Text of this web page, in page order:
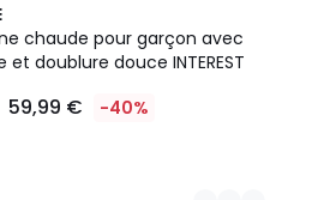
chaude pour garçon avec
capuche et doublure douce INTEREST
59,99 € -40%